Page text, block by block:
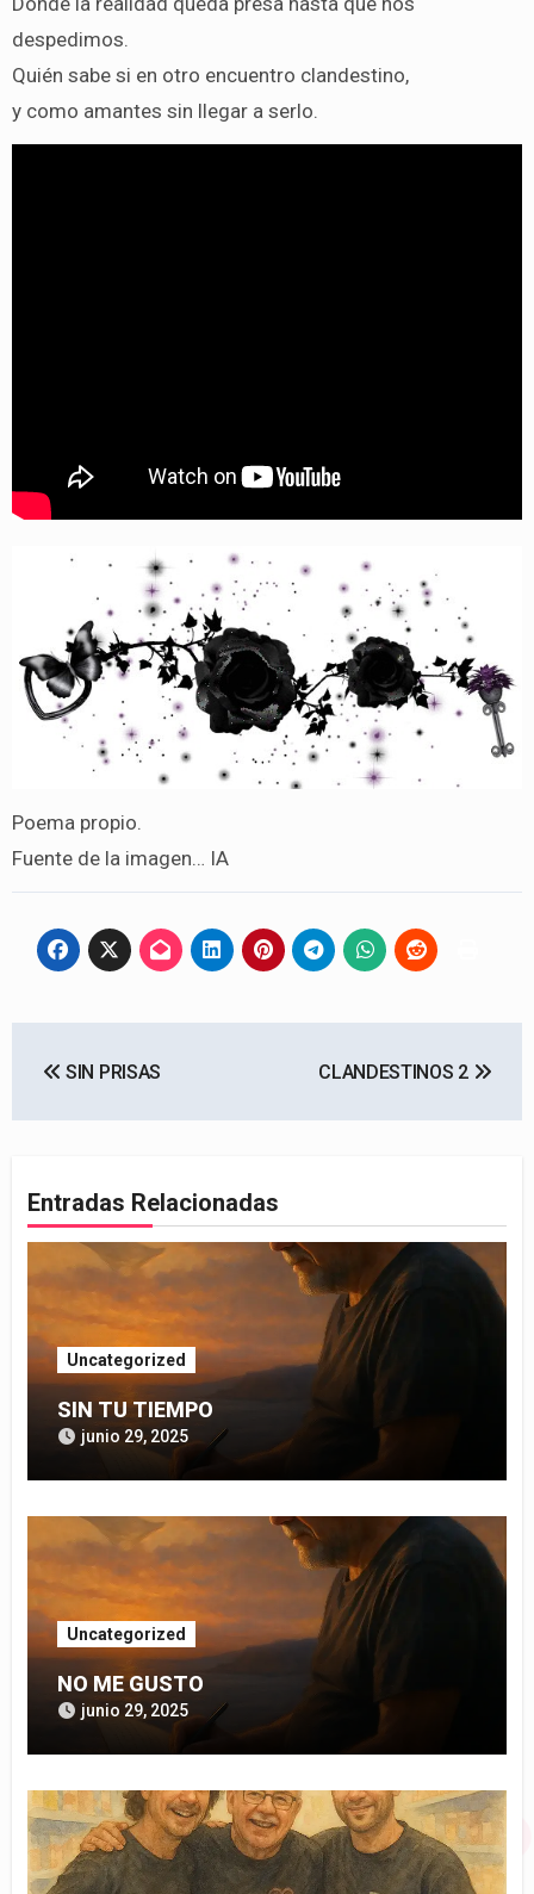
despedimos.
Quién sabe si en otro encuentro clandestino,
y como amantes sin llegar a serlo.
Poema propio.
Fuente de la imagen… IA
de SIN PRISAS CLANDESTINOS 2
Entradas Relacionadas
Uncategorized
SIN TU TIEMPO
junio 29, 2025
Uncategorized
NO ME GUSTO
junio 29, 2025